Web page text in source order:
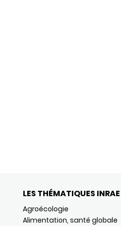
LES THÉMATIQUES INRAE
Agroécologie
Alimentation, santé globale